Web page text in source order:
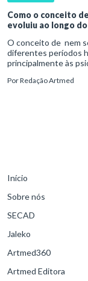
Como o conceito
evoluiu ao longo
O conceito de nem
diferentes períodos
principalmente às
transtorno do des
PorRedação Artmed
Início
Sobre nós
SECAD
Jaleko
Artmed360
Artmed Editora